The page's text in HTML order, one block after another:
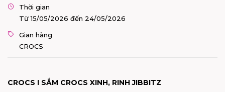
Thời gian
Từ 15/05/2026 đến 24/05/2026
Gian hàng
CROCS
CROCS I SẮM CROCS XINH, RINH JIBBITZ